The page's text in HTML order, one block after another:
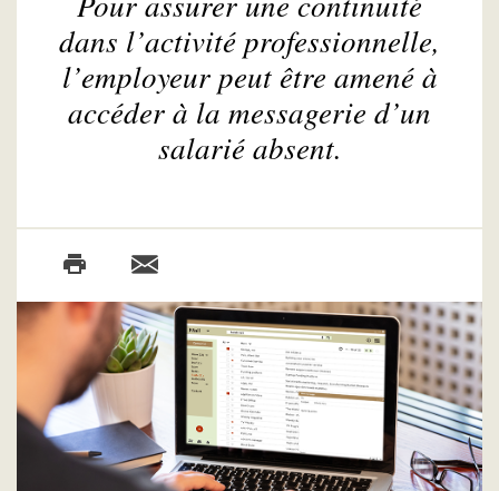
dans l’activité professionnelle,
l’employeur peut être amené à
accéder à la messagerie d’un
salarié absent.